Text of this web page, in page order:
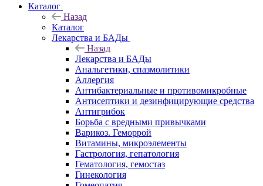
Каталог
Назад
Каталог
Лекарства и БАДы
Назад
Лекарства и БАДы
Анальгетики, спазмолитики
Аллергия
Антибактериальные и противомикробные
Антисептики и дезинфицирующие средства
Антигрибок
Борьба с вредными привычками
Варикоз. Геморрой
Витамины, микроэлементы
Гастрология, гепатология
Гематология, гемостаз
Гинекология